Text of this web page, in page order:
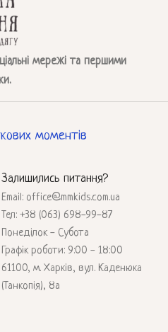
мережі та першими
моментів
Залишились питання?
Email: office@mmkids.com.ua
Тел: +38 (063) 698-99-87
Понеділок - Субота
Графік роботи: 9:00 - 18:00
61100, м. Харків, вул. Каденюка
(Танкопія), 8а